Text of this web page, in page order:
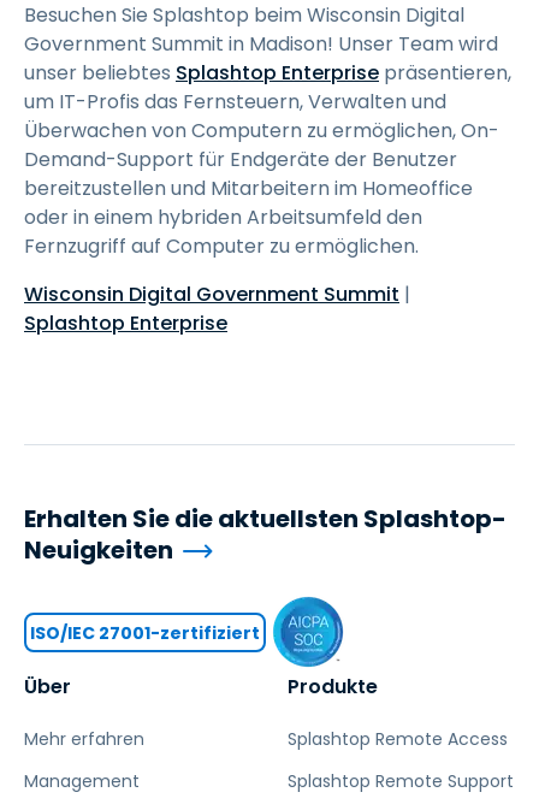
Besuchen Sie Splashtop beim Wisconsin Digital
Government Summit in Madison! Unser Team wird
unser beliebtes Splashtop Enterprise präsentieren,
um IT-Profis das Fernsteuern, Verwalten und
Überwachen von Computern zu ermöglichen, On-
Demand-Support für Endgeräte der Benutzer
bereitzustellen und Mitarbeitern im Homeoffice
oder in einem hybriden Arbeitsumfeld den
Fernzugriff auf Computer zu ermöglichen.
Wisconsin Digital Government Summit |
Splashtop Enterprise
Über
Mehr erfahren
Management
Produkte
Splashtop Remote Access
Splashtop Remote Support
Erhalten Sie die aktuellsten Splashtop-
Neuigkeiten
ISO/IEC 27001-zertifiziert